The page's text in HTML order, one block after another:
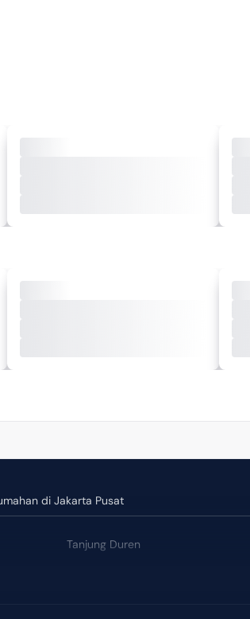
di Jakarta Pusat
Tanjung Duren